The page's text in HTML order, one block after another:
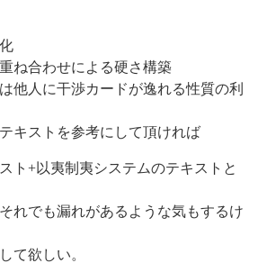
ね合わせによる硬さ構築
他人に干渉カードが逸れる性質の利
キストを参考にして頂ければ
ト+以夷制夷システムのテキストと
れでも漏れがあるような気もするけ
て欲しい。